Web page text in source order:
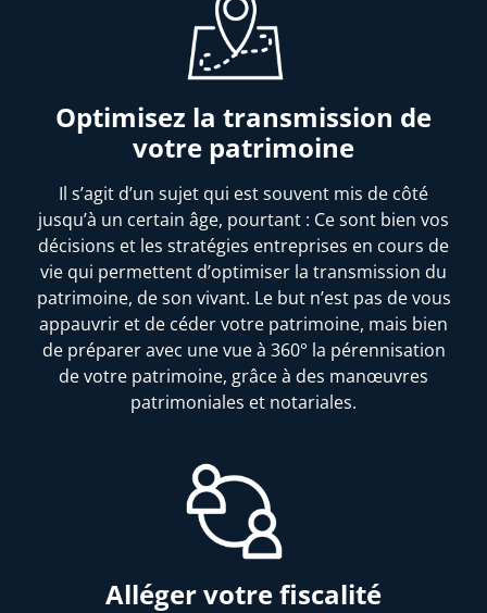
Optimisez la transmission de
votre patrimoine
Il s’agit d’un sujet qui est souvent mis de côté
jusqu’à un certain âge, pourtant : Ce sont bien vos
décisions et les stratégies entreprises en cours de
vie qui permettent d’optimiser la transmission du
patrimoine, de son vivant. Le but n’est pas de vous
appauvrir et de céder votre patrimoine, mais bien
de préparer avec une vue à 360° la pérennisation
de votre patrimoine, grâce à des manœuvres
patrimoniales et notariales.
Alléger votre fiscalité